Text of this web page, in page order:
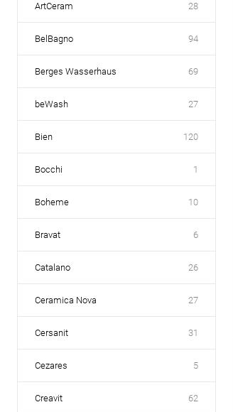
ArtCeram 28
BelBagno 94
Berges Wasserhaus 69
beWash 27
Bien 120
Bocchi 1
Boheme 10
Bravat 6
Catalano 26
Ceramica Nova 27
Cersanit 31
Cezares 5
Creavit 62